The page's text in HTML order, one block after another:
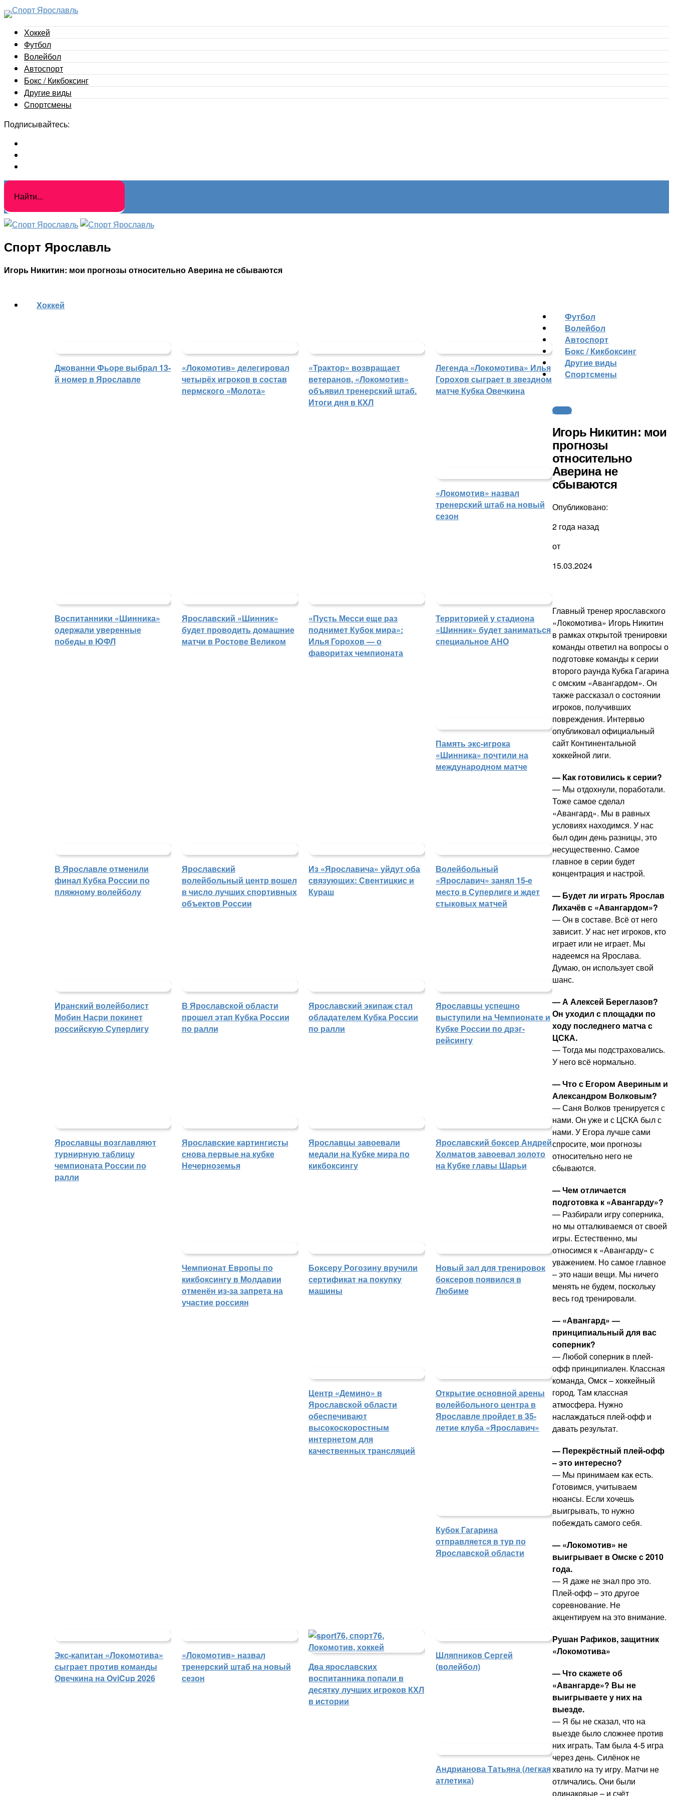
Хоккей
Футбол
Волейбол
Автоспорт
Бокс / Кикбоксинг
Другие виды
Cпортсмены
Подписывайтесь:
Спорт Ярославль
Игорь Никитин: мои прогнозы относительно Аверина не сбываются
Хоккей
Джованни Фьоре выбрал 13-
й номер в Ярославле
«Локомотив» делегировал
четырёх игроков в состав
пермского «Молота»
«Трактор» возвращает
ветеранов, «Локомотив»
объявил тренерский штаб.
Итоги дня в КХЛ
Легенда «Локомотива» Илья
Горохов сыграет в звездном
матче Кубка Овечкина
«Локомотив» назвал
тренерский штаб на новый
сезон
Футбол
Воспитанники «Шинника»
одержали уверенные
победы в ЮФЛ
Ярославский «Шинник»
будет проводить домашние
матчи в Ростове Великом
«Пусть Месси еще раз
поднимет Кубок мира»:
Илья Горохов — о
фаворитах чемпионата
Территорией у стадиона
«Шинник» будет заниматься
специальное АНО
Память экс-игрока
«Шинника» почтили на
международном матче
Волейбол
В Ярославле отменили
финал Кубка России по
пляжному волейболу
Ярославский
волейбольный центр вошел
в число лучших спортивных
объектов России
Из «Ярославича» уйдут оба
связующих: Свентицкис и
Кураш
Волейбольный
«Ярославич» занял 15-е
место в Суперлиге и ждет
стыковых матчей
Иранский волейболист
Мобин Насри покинет
российскую Суперлигу
Автоспорт
В Ярославской области
прошел этап Кубка России
по ралли
Ярославский экипаж стал
обладателем Кубка России
по ралли
Ярославцы успешно
выступили на Чемпионате и
Кубке России по дрэг-
рейсингу
Ярославцы возглавляют
турнирную таблицу
чемпионата России по
ралли
Ярославские картингисты
снова первые на кубке
Нечерноземья
Бокс / Кикбоксинг
Ярославцы завоевали
медали на Кубке мира по
кикбоксингу
Ярославский боксер Андрей
Холматов завоевал золото
на Кубке главы Шарьи
Чемпионат Европы по
кикбоксингу в Молдавии
отменён из-за запрета на
участие россиян
Боксеру Рогозину вручили
сертификат на покупку
машины
Новый зал для тренировок
боксеров появился в
Любиме
Другие виды
Центр «Демино» в
Ярославской области
обеспечивают
высокоскоростным
интернетом для
качественных трансляций
Открытие основной арены
волейбольного центра в
Ярославле пройдет в 35-
летие клуба «Ярославич»
Кубок Гагарина
отправляется в тур по
Ярославской области
Экс-капитан «Локомотива»
сыграет против команды
Овечкина на OviCup 2026
«Локомотив» назвал
тренерский штаб на новый
сезон
Cпортсмены
Два ярославских
воспитанника попали в
десятку лучших игроков КХЛ
в истории
Шляпников Сергей
(волейбол)
Андрианова Татьяна (легкая
атлетика)
Хоккей
Игорь Никитин: мои
прогнозы
относительно
Аверина не
сбываются
Опубликовано:
2 года назад
от
15.03.2024
Главный тренер ярославского
«Локомотива» Игорь Никитин
в рамках открытой тренировки
команды ответил на вопросы о
подготовке команды к серии
второго раунда Кубка Гагарина
с омским «Авангардом». Он
также рассказал о состоянии
игроков, получивших
повреждения. Интервью
опубликовал официальный
сайт Континентальной
хоккейной лиги.
— Как готовились к серии?
— Мы отдохнули, поработали.
Тоже самое сделал
«Авангард». Мы в равных
условиях находимся. У нас
был один день разницы, это
несущественно. Самое
главное в серии будет
концентрация и настрой.
— Будет ли играть Ярослав
Лихачёв с «Авангардом»?
— Он в составе. Всё от него
зависит. У нас нет игроков, кто
играет или не играет. Мы
надеемся на Ярослава.
Думаю, он использует свой
шанс.
— А Алексей Береглазов?
Он уходил с площадки по
ходу последнего матча с
ЦСКА.
— Тогда мы подстраховались.
У него всё нормально.
— Что с Егором Авериным и
Александром Волковым?
— Саня Волков тренируется с
нами. Он уже и с ЦСКА был с
нами. У Егора лучше сами
спросите, мои прогнозы
относительно него не
сбываются.
— Чем отличается
подготовка к «Авангарду»?
— Разбирали игру соперника,
но мы отталкиваемся от своей
игры. Естественно, мы
относимся к «Авангарду» с
уважением. Но самое главное
– это наши вещи. Мы ничего
менять не будем, поскольку
весь год тренировали.
— «Авангард» —
принципиальный для вас
соперник?
— Любой соперник в плей-
офф принципиален. Классная
команда, Омск – хоккейный
город. Там классная
атмосфера. Нужно
наслаждаться плей-офф и
давать результат.
— Перекрёстный плей-офф
– это интересно?
— Мы принимаем как есть.
Готовимся, учитываем
нюансы. Если хочешь
выигрывать, то нужно
побеждать самого себя.
— «Локомотив» не
выигрывает в Омске с 2010
года.
— Я даже не знал про это.
Плей-офф – это другое
соревнование. Не
акцентируем на это внимание.
Рушан Рафиков, защитник
«Локомотива»
— Что скажете об
«Авангарде»? Вы не
выигрываете у них на
выезде.
— Я бы не сказал, что на
выезде было сложнее против
них играть. Там была 4-5 игра
через день. Силёнок не
хватило на ту игру. Матчи не
отличались. Они были
одинаковые – и счёт